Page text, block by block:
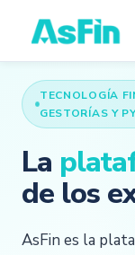
TECNOLOGÍA
GESTORÍAS Y
La
de los
AsFin es la